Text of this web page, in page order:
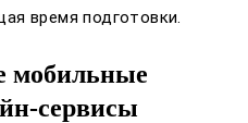
время подготовки.
мобильные
сервисы